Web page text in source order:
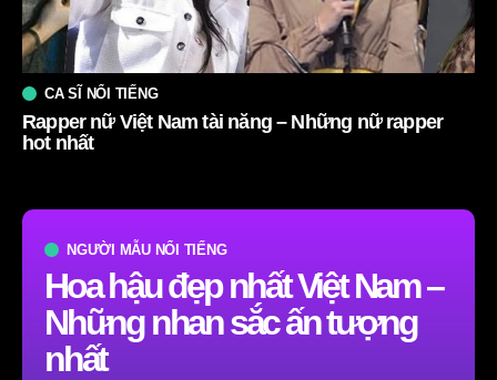
NGƯỜI MẪU NỔI TIẾNG
Hoa hậu đẹp nhất Việt Nam –
Những nhan sắc ấn tượng
nhất
CA SĨ NỔI TIẾNG
Rapper nữ Việt Nam tài năng – Những nữ rapper
hot nhất